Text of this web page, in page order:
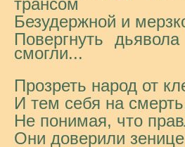
трансом
Безудержной и
Повергнуть
смогли...
Прозреть народ от
И тем себя на
Не понимая, что
Они доверили